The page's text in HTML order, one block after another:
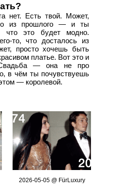
нет. Есть твой. Может,
из прошлого — и ты
что это будет модно.
то, что досталось из
просто хочешь быть
платье. Вот это и
Свадьба — она не про
в чём ты почувствуешь
— королевой.
2026-05-05 @ FürLuxury